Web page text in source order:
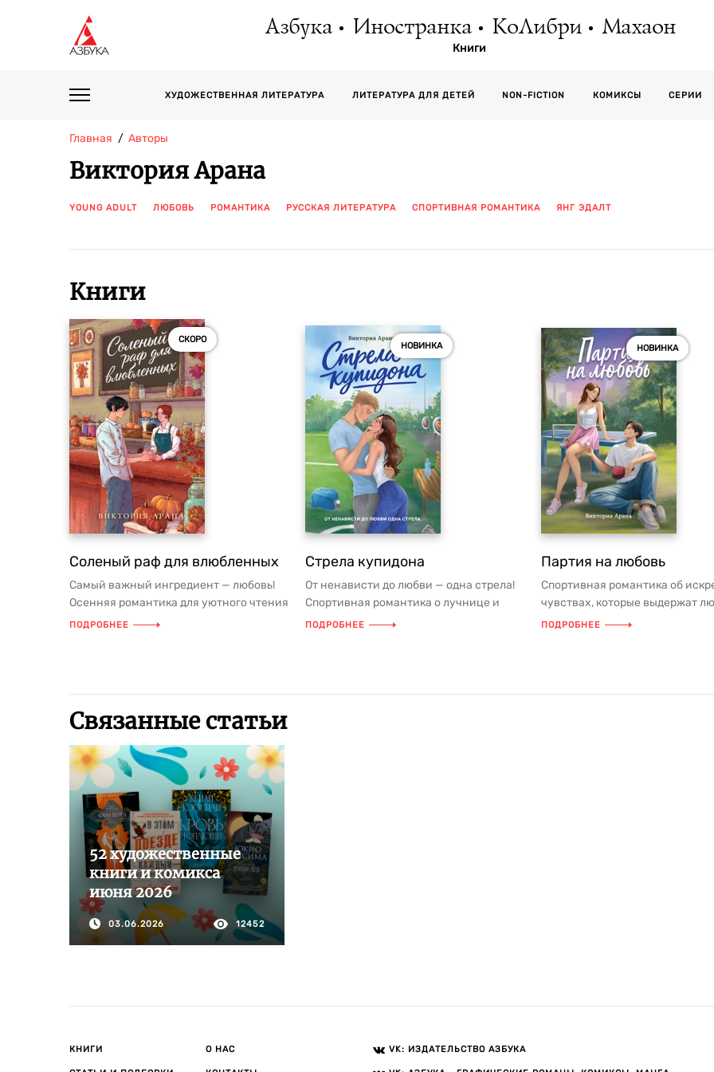
Азбука Иностранка КоЛибри Махаон
Книги
ХУДОЖЕСТВЕННАЯ ЛИТЕРАТУРА ЛИТЕРАТУРА ДЛЯ ДЕТЕЙ NON-FICTION КОМИКСЫ СЕРИИ
Главная Авторы
Виктория Арана
YOUNG ADULT ЛЮБОВЬ РОМАНТИКА РУССКАЯ ЛИТЕРАТУРА СПОРТИВНАЯ РОМАНТИКА ЯНГ ЭДАЛТ
Книги
СКОРО
Соленый раф для влюбленных
Самый важный ингредиент — любовь!
Осенняя романтика для уютного чтения
под пледом! АННОТАЦИЯ ...
ПОДРОБНЕЕ
НОВИНКА
Стрела купидона
От ненависти до любви — одна стрела!
Спортивная романтика о лучнице и
футболисте! АННОТАЦИЯ Ф...
ПОДРОБНЕЕ
НОВИНКА
Партия на любовь
Спортивная романтика об
чувствах, которые выдержат
испытания! Отношения
ПОДРОБНЕЕ
Связанные статьи
52 художественные
книги и комикса
июня 2026
03.06.2026 12452
КНИГИ О НАС VK: ИЗДАТЕЛЬСТВО АЗБУКА